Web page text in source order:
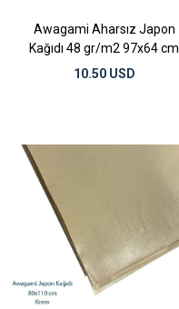
Awagami Aharsız Japon
Kağıdı 48 gr/m2 97x64 cm
Nature Straw
10.50 USD